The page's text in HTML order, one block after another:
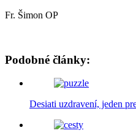
Fr. Šimon OP
Podobné články:
Desiati uzdravení, jeden